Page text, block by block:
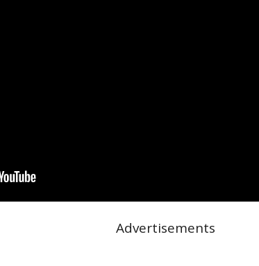
Advertisements